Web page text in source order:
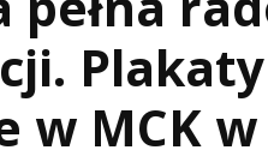
w MCK